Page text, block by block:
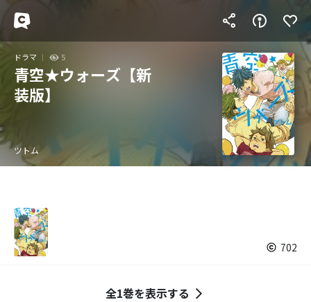
ドラマ 5
青空★ウォーズ【新
装版】
ツトム
702
全1巻を表示する